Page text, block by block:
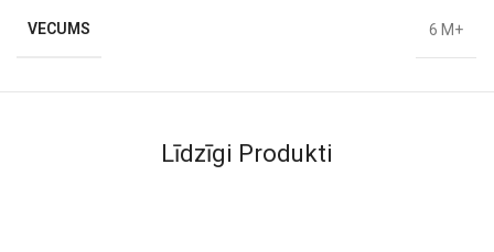
VECUMS 6 M+
Līdzīgi Produkti